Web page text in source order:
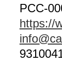
PCC-
https://